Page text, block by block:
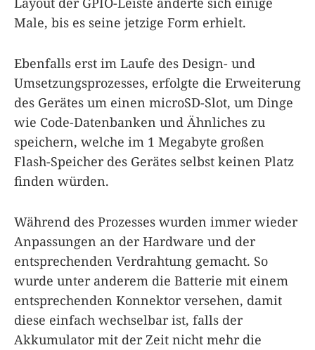
Male, bis es seine jetzige Form erhielt.
Ebenfalls erst im Laufe des Design- und
Umsetzungsprozesses, erfolgte die Erweiterung
des Gerätes um einen microSD-Slot, um Dinge
wie Code-Datenbanken und Ähnliches zu
speichern, welche im 1 Megabyte großen
Flash-Speicher des Gerätes selbst keinen Platz
finden würden.
Während des Prozesses wurden immer wieder
Anpassungen an der Hardware und der
entsprechenden Verdrahtung gemacht. So
wurde unter anderem die Batterie mit einem
entsprechenden Konnektor versehen, damit
diese einfach wechselbar ist, falls der
Akkumulator mit der Zeit nicht mehr die